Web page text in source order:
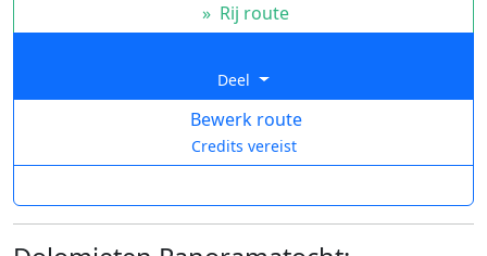
» Rij route
Deel
Bewerk route
Credits vereist